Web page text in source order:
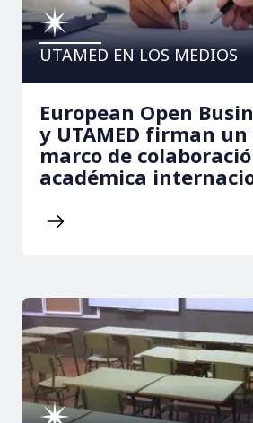
UTAMED EN LOS MEDIOS
European Open
y UTAMED firman
marco de
académica